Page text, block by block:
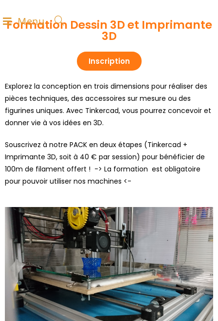
Menu
Formation Dessin 3D et Imprimante
3D
Inscription
Explorez la conception en trois dimensions pour réaliser des
pièces techniques, des accessoires sur mesure ou des
figurines uniques. Avec Tinkercad, vous pourrez concevoir et
donner vie à vos idées en 3D.
Souscrivez à notre PACK en deux étapes (Tinkercad +
Imprimante 3D, soit à 40 € par session) pour bénéficier de
100m de filament offert ! -> La formation est obligatoire
pour pouvoir utiliser nos machines <-